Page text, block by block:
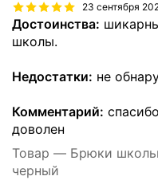
23 сентября
Достоинства:
школы.
Недостатки: не
Комментарий:
доволен
Товар — Брюки
черный